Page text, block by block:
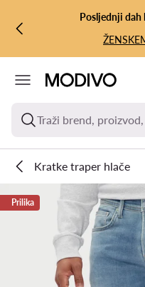
PRIJEĐI NA GLAVNI
PRIJEĐI NA Posljednji dah
ŽENSKE
Traži brend,
Kratke traper hlače
Prilika